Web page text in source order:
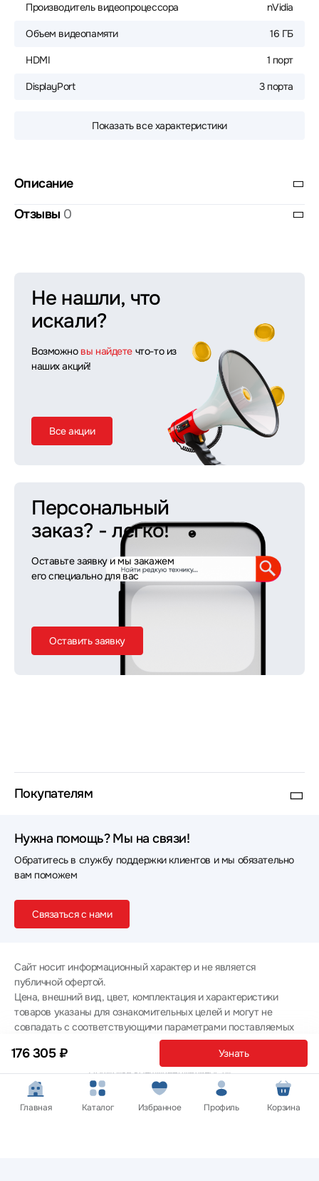
176 305 ₽ Узнать
Производитель видеопроцессора nVidia
Объем видеопамяти 16 ГБ
HDMI 1 порт
DisplayPort 3 порта
Показать все характеристики
Описание
Отзывы 0
Не нашли, что
искали?
Возможно вы найдете что-то из
наших акций!
Все акции
Персональный
заказ? - легко!
Оставьте заявку и мы закажем
его специально для вас
Оставить заявку
Покупателям
Нужна помощь? Мы на связи!
Обратитесь в службу поддержки клиентов и мы обязательно
вам поможем
Связаться с нами
Сайт носит информационный характер и не является
публичной офертой.
Цена, внешний вид, цвет, комплектация и характеристики
товаров указаны для ознакомительных целей и могут не
совпадать с соответствующими параметрами поставляемых
товаров - уточняйте информацию у менеджера при
оформлении заказа.
Политика конфиденциальности
© 2012 — 2026 ООО «Эпл Тэк»
Главная Каталог Избранное Профиль Корзина